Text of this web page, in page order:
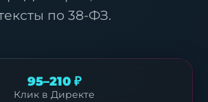
по 38-ФЗ.
95–210 ₽
Клик в Директе